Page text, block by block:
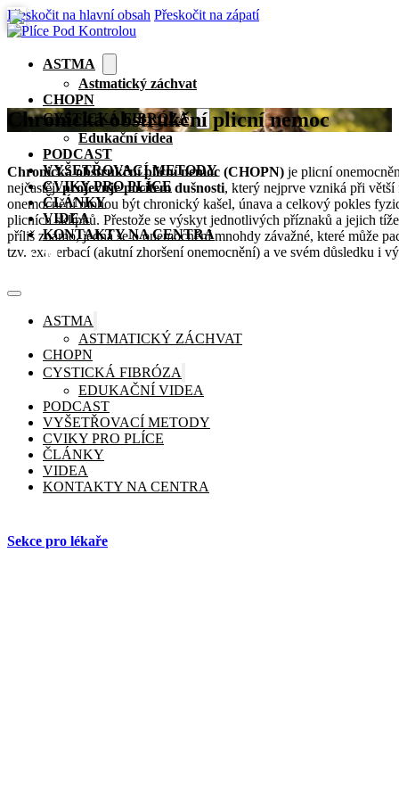
Přeskočit na hlavní obsah Přeskočit na zápatí
ASTMA
Astmatický záchvat
CHOPN
CYSTICKÁ FIBRÓZA
Edukační videa
PODCAST
VYŠETŘOVACÍ METODY
CVIKY PRO PLÍCE
ČLÁNKY
VIDEA
KONTAKTY NA CENTRA
🏠
ASTMA
ASTMATICKÝ ZÁCHVAT
CHOPN
CYSTICKÁ FIBRÓZA
EDUKAČNÍ VIDEA
PODCAST
VYŠETŘOVACÍ METODY
CVIKY PRO PLÍCE
ČLÁNKY
VIDEA
KONTAKTY NA CENTRA
Sekce pro lékaře
Chronická obstrukční plicní nemoc
Chronická obstrukční plicní nemoc (CHOPN) je plicní
nejčastějiprojevuje pocitem dušnosti, který nejprve vzniká při
onemocnění mohou být chronický kašel, únava a celkový pokles
plicních sklípků. Přestože se výskyt jednotlivých příznaků a jejich
příliš známo, jedná se o onemocnění mnohdy závažné, které může
tzv. exacerbací (akutní zhoršení onemocnění) a ve svém důsledku i